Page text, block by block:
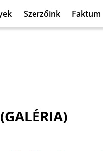
Szerzőink Faktum